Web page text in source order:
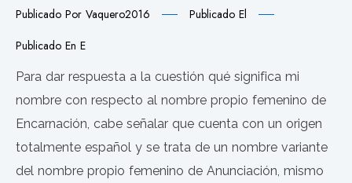
Publicado Por Vaquero2016
Publicado El
Publicado En E
Para dar respuesta a la cuestión qué significa mi
nombre con respecto al nombre propio femenino de
Encarnación, cabe señalar que cuenta con un origen
totalmente español y se trata de un nombre variante
del nombre propio femenino de Anunciación, mismo